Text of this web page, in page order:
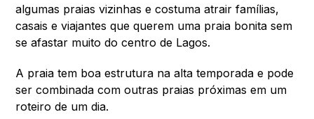
algumas praias vizinhas e costuma atrair famílias,
casais e viajantes que querem uma praia bonita sem
se afastar muito do centro de Lagos.
A praia tem boa estrutura na alta temporada e pode
ser combinada com outras praias próximas em um
roteiro de um dia.